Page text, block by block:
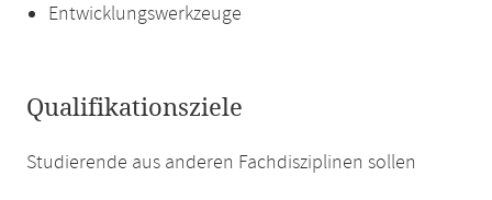
Entwicklungswerkzeuge
Qualifikationsziele
Studierende aus anderen Fachdisziplinen sollen